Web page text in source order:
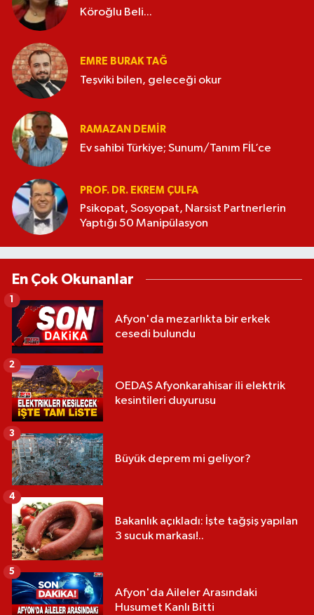
Köroğlu Beli...
EMRE BURAK TAĞ
Teşviki bilen, geleceği okur
RAMAZAN DEMİR
Ev sahibi Türkiye; Sunum/Tanım FİL’ce
PROF. DR. EKREM ÇULFA
Psikopat, Sosyopat, Narsist Partnerlerin
Yaptığı 50 Manipülasyon
En Çok Okunanlar
Afyon'da mezarlıkta bir erkek
cesedi bulundu
1
OEDAŞ Afyonkarahisar ili elektrik
kesintileri duyurusu
2
Büyük deprem mi geliyor?
3
Bakanlık açıkladı: İşte tağşiş yapılan
3 sucuk markası!..
4
Afyon'da Aileler Arasındaki
Husumet Kanlı Bitti
5